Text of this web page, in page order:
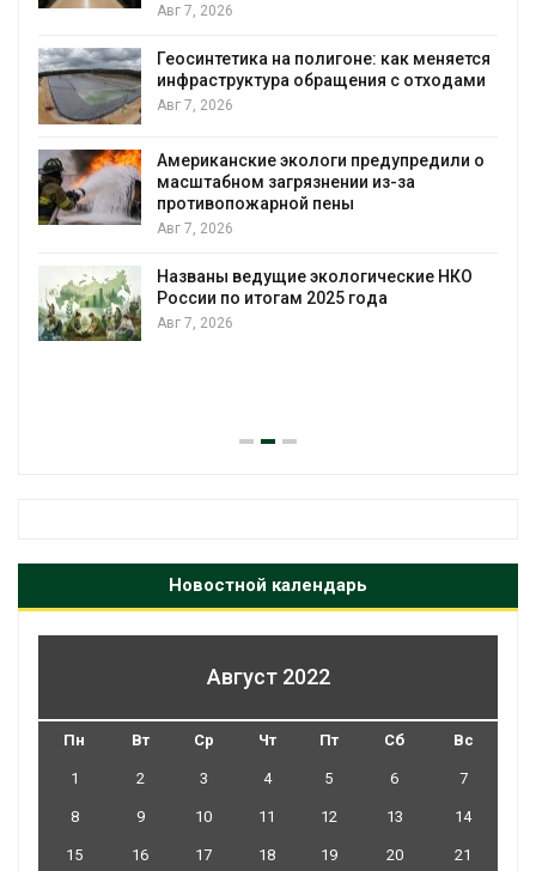
Авг 7, 2026
Геосинтетика на полигоне: как меняется
инфраструктура обращения с отходами
Авг 7, 2026
Американские экологи предупредили о
масштабном загрязнении из-за
противопожарной пены
Авг 7, 2026
Названы ведущие экологические НКО
России по итогам 2025 года
Авг 7, 2026
Новостной календарь
Август 2022
Пн Вт Ср Чт Пт Сб Вс
1 2 3 4 5 6 7
8 9 10 11 12 13 14
15 16 17 18 19 20 21